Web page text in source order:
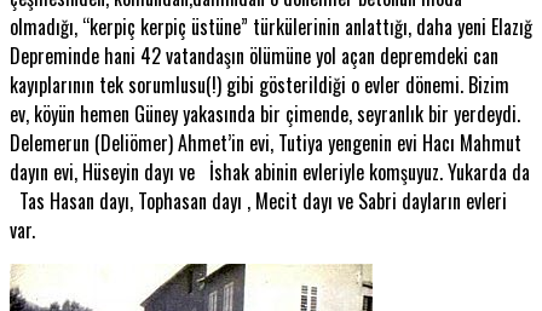
olmadığı, “kerpiç kerpiç üstüne” türkülerinin anlattığı, daha yeni Elazığ
Depreminde hani 42 vatandaşın ölümüne yol açan depremdeki can
kayıplarının tek sorumlusu(!) gibi gösterildiği o evler dönemi. Bizim
ev, köyün hemen Güney yakasında bir çimende, seyranlık bir yerdeydi.
Delemerun (Deliömer) Ahmet’in evi, Tutiya yengenin evi Hacı Mahmut
dayın evi, Hüseyin dayı ve İshak abinin evleriyle komşuyuz. Yukarda da
Tas Hasan dayı, Tophasan dayı , Mecit dayı ve Sabri dayların evleri
var.